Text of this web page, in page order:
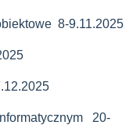
8-9.11.2025
20-